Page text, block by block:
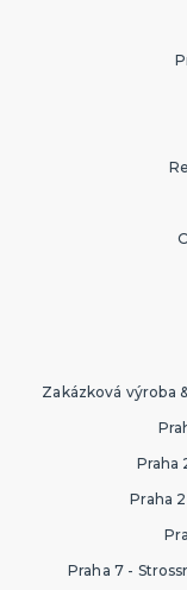
Zakázková výroba
Praha
Praha
Praha 7 -